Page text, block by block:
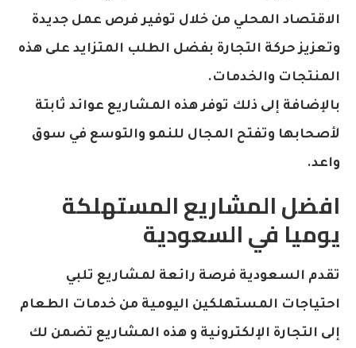
الاقتصاد المحلي من خلال توفير فرص عمل جديدة
وتعزيز حركة التجارة بفضل الطلب المتزايد على هذه
المنتجات والخدمات.
بالإضافة إلى ذلك توفر هذه المشاريع عوائد ثابتة
لأصحابها وتفتح المجال للنمو والتوسع في سوق
واعد.
افضل المشاريع المستهلكة
يوميا في السعودية
تقدم السعودية فرصة رائعة لمشاريع تلبي
احتياجات المستهلكين اليومية من خدمات الطعام
إلى التجارة الإلكترونية و هذه المشاريع تضمن لك